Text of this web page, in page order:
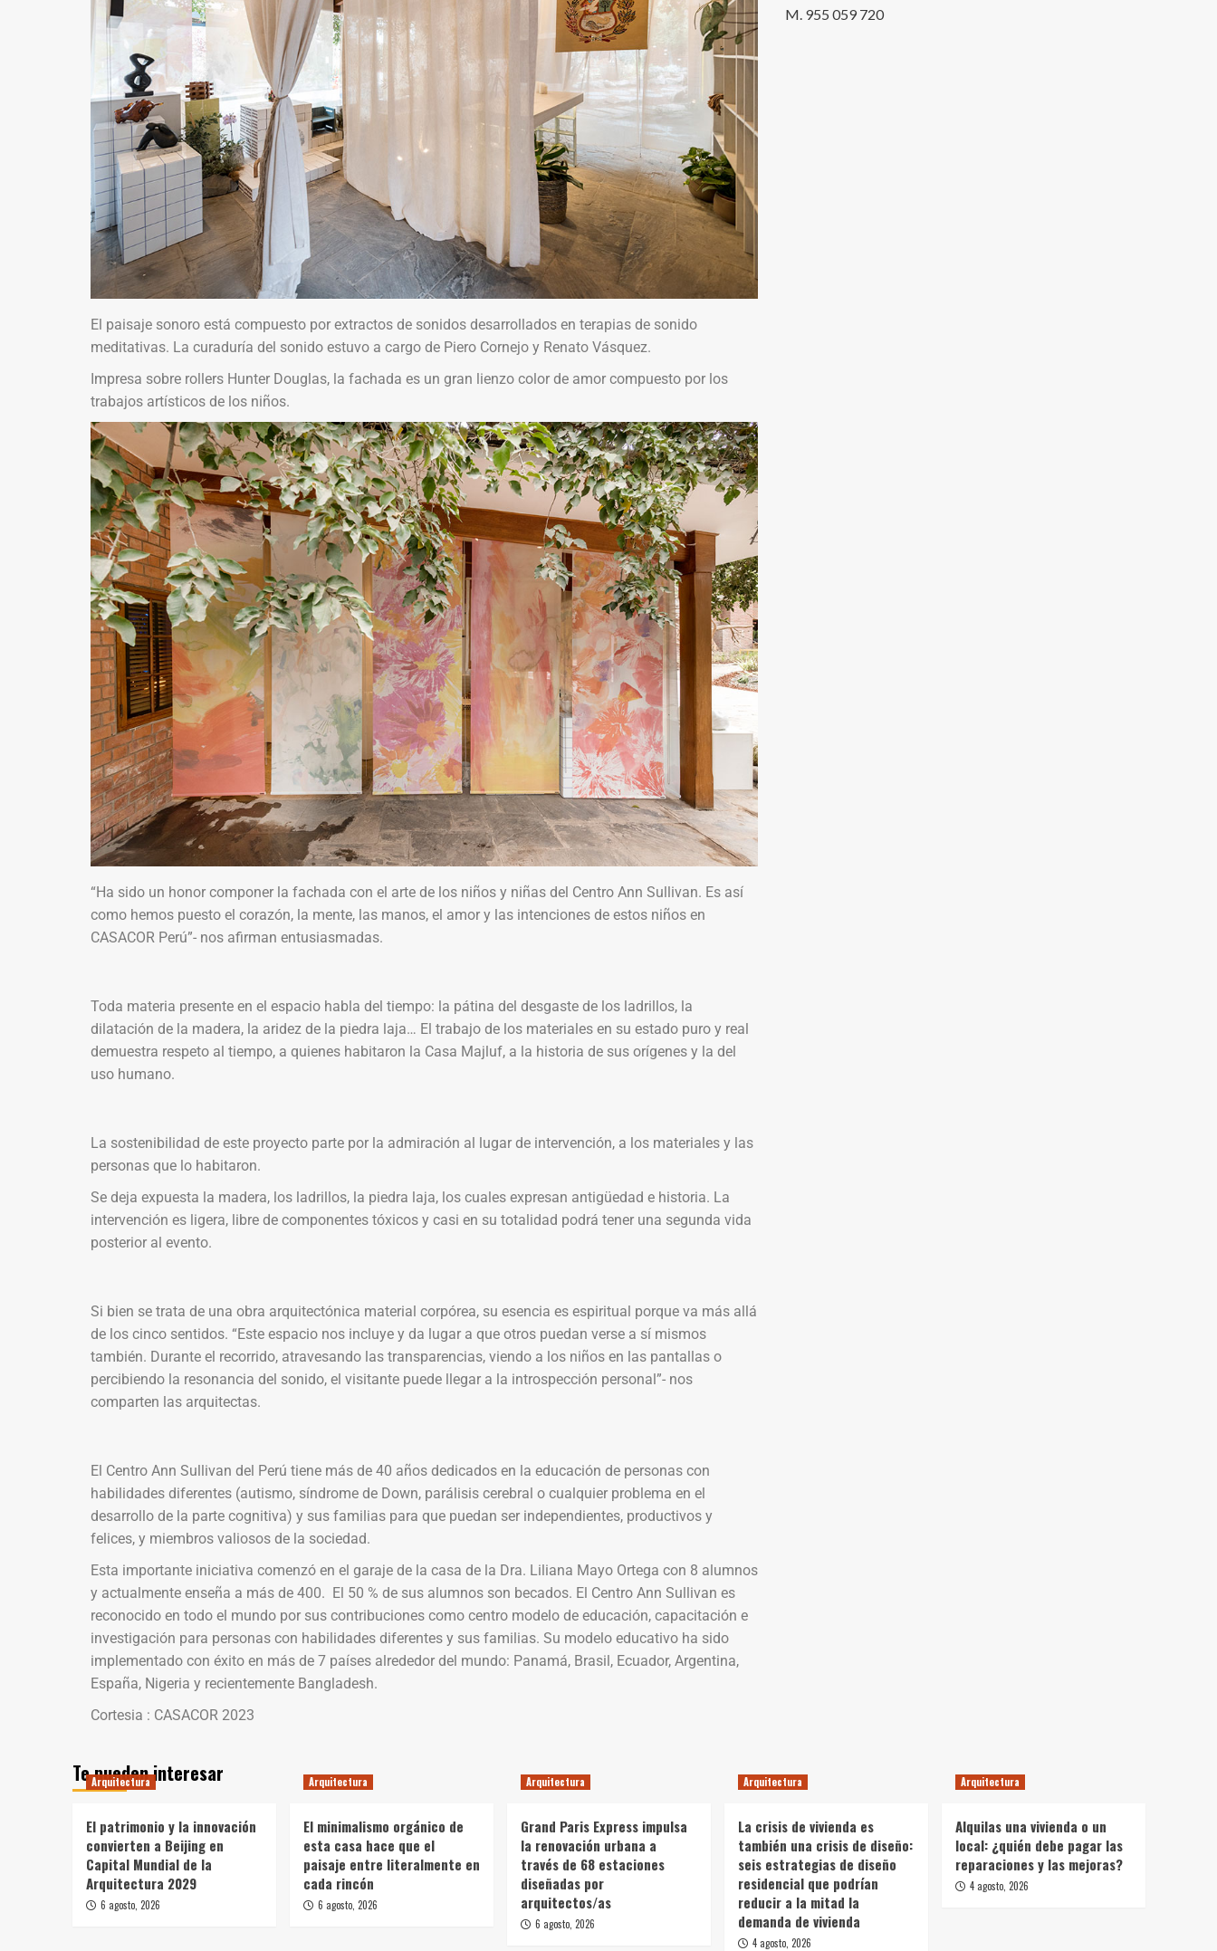
El paisaje sonoro está compuesto por extractos de sonidos desarrollados en terapias de sonido
meditativas. La curaduría del sonido estuvo a cargo de Piero Cornejo y Renato Vásquez.
Impresa sobre rollers Hunter Douglas, la fachada es un gran lienzo color de amor compuesto por los
trabajos artísticos de los niños.
“Ha sido un honor componer la fachada con el arte de los niños y niñas del Centro Ann Sullivan. Es así
como hemos puesto el corazón, la mente, las manos, el amor y las intenciones de estos niños en
CASACOR Perú”- nos afirman entusiasmadas.
Toda materia presente en el espacio habla del tiempo: la pátina del desgaste de los ladrillos, la
dilatación de la madera, la aridez de la piedra laja… El trabajo de los materiales en su estado puro y real
demuestra respeto al tiempo, a quienes habitaron la Casa Majluf, a la historia de sus orígenes y la del
uso humano.
La sostenibilidad de este proyecto parte por la admiración al lugar de intervención, a los materiales y las
personas que lo habitaron.
Se deja expuesta la madera, los ladrillos, la piedra laja, los cuales expresan antigüedad e historia. La
intervención es ligera, libre de componentes tóxicos y casi en su totalidad podrá tener una segunda vida
posterior al evento.
Si bien se trata de una obra arquitectónica material corpórea, su esencia es espiritual porque va más allá
de los cinco sentidos. “Este espacio nos incluye y da lugar a que otros puedan verse a sí mismos
también. Durante el recorrido, atravesando las transparencias, viendo a los niños en las pantallas o
percibiendo la resonancia del sonido, el visitante puede llegar a la introspección personal”- nos
comparten las arquitectas.
El Centro Ann Sullivan del Perú tiene más de 40 años dedicados en la educación de personas con
habilidades diferentes (autismo, síndrome de Down, parálisis cerebral o cualquier problema en el
desarrollo de la parte cognitiva) y sus familias para que puedan ser independientes, productivos y
felices, y miembros valiosos de la sociedad.
Esta importante iniciativa comenzó en el garaje de la casa de la Dra. Liliana Mayo Ortega con 8 alumnos
y actualmente enseña a más de 400. El 50 % de sus alumnos son becados. El Centro Ann Sullivan es
reconocido en todo el mundo por sus contribuciones como centro modelo de educación, capacitación e
investigación para personas con habilidades diferentes y sus familias. Su modelo educativo ha sido
implementado con éxito en más de 7 países alrededor del mundo: Panamá, Brasil, Ecuador, Argentina,
España, Nigeria y recientemente Bangladesh.
Cortesia : CASACOR 2023
M. 955 059 720
Te pueden interesar
Arquitectura
El patrimonio y la innovación
convierten a Beijing en
Capital Mundial de la
Arquitectura 2029
6 agosto, 2026
Arquitectura
El minimalismo orgánico de
esta casa hace que el
paisaje entre literalmente en
cada rincón
6 agosto, 2026
Arquitectura
Grand Paris Express impulsa
la renovación urbana a
través de 68 estaciones
diseñadas por
arquitectos/as
6 agosto, 2026
Arquitectura
La crisis de vivienda es
también una crisis de diseño:
seis estrategias de diseño
residencial que podrían
reducir a la mitad la
demanda de vivienda
4 agosto, 2026
Arquitectura
Alquilas una vivienda o un
local: ¿quién debe pagar las
reparaciones y las mejoras?
4 agosto, 2026